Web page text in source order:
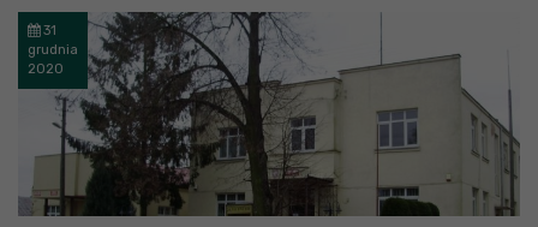
31
grudnia
2020